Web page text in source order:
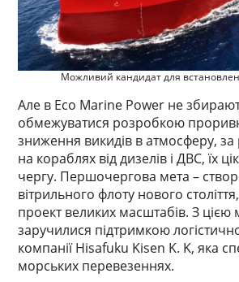
Можливий кандидат для
Але в Eco Marine Power не
обмежуватися розробкою
зниження викидів в атмосферу, за
на кораблях від дизелів і ДВС, їх
чергу. Першочергова мета –
вітрильного флоту нового
проект великих масштабів. З
заручилися підтримкою
компанії Hisafuku Kisen K. K, яка
морських перевезеннях.